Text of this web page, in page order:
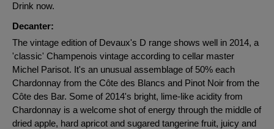
Drink now.
Decanter:
The vintage edition of Devaux's D range shows well in 2014, a
'classic' Champenois vintage according to cellar master
Michel Parisot. It's an unusual assemblage of 50% each
Chardonnay from the Côte des Blancs and Pinot Noir from the
Côte des Bar. Some of 2014's bright, lime-like acidity from
Chardonnay is a welcome shot of energy through the middle of
dried apple, hard apricot and sugared tangerine fruit, juicy and